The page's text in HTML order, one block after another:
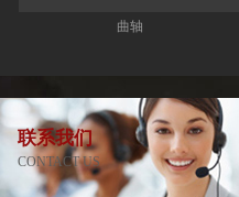
曲轴
联系我们
CONTACT US